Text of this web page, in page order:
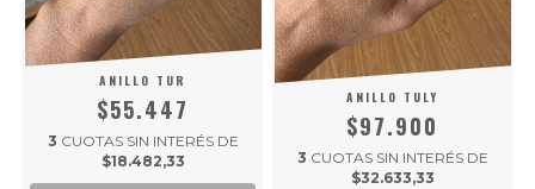
ANILLO TUR
$55.447
3 CUOTAS SIN INTERÉS DE
$18.482,33
ANILLO TULY
$97.900
3 CUOTAS SIN INTERÉS DE
$32.633,33